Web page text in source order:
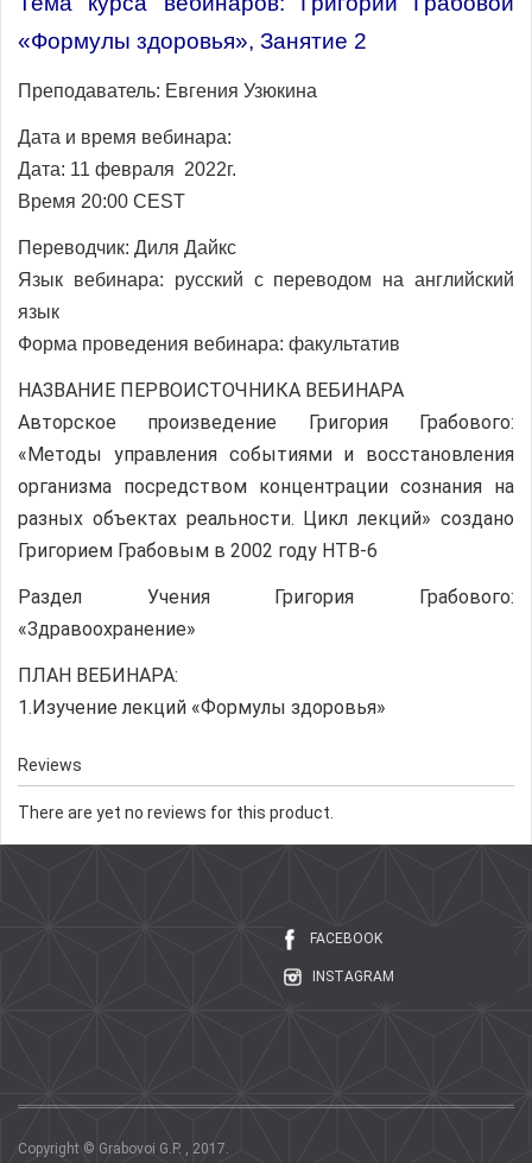
«Формулы здоровья», Занятие 2
Преподаватель: Евгения Узюкина
Дата и время вебинара:
Дата: 11 февраля 2022г.
Время 20:00 CEST
Переводчик: Диля Дайкс
Язык вебинара: русский с переводом на английский
язык
Форма проведения вебинара: факультатив
НАЗВАНИЕ ПЕРВОИСТОЧНИКА ВЕБИНАРА
Авторское произведение Григория Грабового:
«Методы управления событиями и восстановления
организма посредством концентрации сознания на
разных объектах реальности. Цикл лекций» создано
Григорием Грабовым в 2002 году НТВ-6
Раздел Учения Григория Грабового:
«Здравоохранение»
ПЛАН ВЕБИНАРА:
1.Изучение лекций «Формулы здоровья»
Reviews
There are yet no reviews for this product.
FACEBOOK
INSTAGRAM
Copyright © Grabovoi G.P. , 2017.